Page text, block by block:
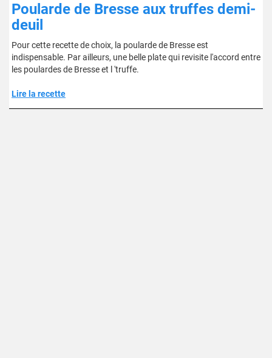
Poularde de Bresse aux truffes demi-
deuil
Pour cette recette de choix, la poularde de Bresse est
indispensable. Par ailleurs, une belle plate qui revisite l'accord entre
les poulardes de Bresse et l 'truffe.
Lire la recette